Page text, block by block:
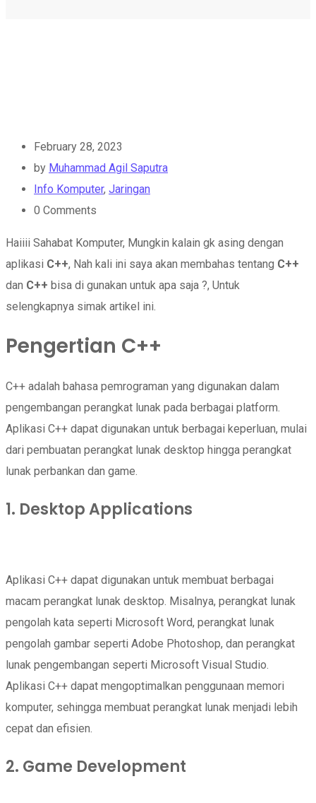
February 28, 2023
by Muhammad Agil Saputra
Info Komputer, Jaringan
0 Comments
Haiiii Sahabat Komputer, Mungkin kalain gk asing dengan
aplikasi C++, Nah kali ini saya akan membahas tentang C++
dan C++ bisa di gunakan untuk apa saja ?, Untuk
selengkapnya simak artikel ini.
Pengertian C++
C++ adalah bahasa pemrograman yang digunakan dalam
pengembangan perangkat lunak pada berbagai platform.
Aplikasi C++ dapat digunakan untuk berbagai keperluan, mulai
dari pembuatan perangkat lunak desktop hingga perangkat
lunak perbankan dan game.
1. Desktop Applications
Aplikasi C++ dapat digunakan untuk membuat berbagai
macam perangkat lunak desktop. Misalnya, perangkat lunak
pengolah kata seperti Microsoft Word, perangkat lunak
pengolah gambar seperti Adobe Photoshop, dan perangkat
lunak pengembangan seperti Microsoft Visual Studio.
Aplikasi C++ dapat mengoptimalkan penggunaan memori
komputer, sehingga membuat perangkat lunak menjadi lebih
cepat dan efisien.
2. Game Development